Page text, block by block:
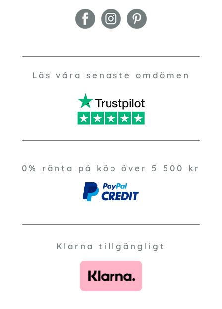
Läs våra senaste omdömen
0% ränta på köp över 5 500 kr
Klarna tillgängligt